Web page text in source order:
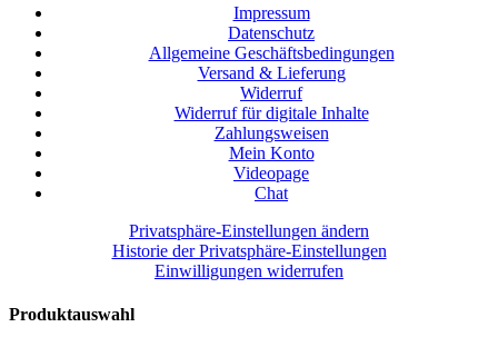
Impressum
Datenschutz
Allgemeine Geschäftsbedingungen
Versand & Lieferung
Widerruf
Widerruf für digitale Inhalte
Zahlungsweisen
Mein Konto
Videopage
Chat
Privatsphäre-Einstellungen ändern
Historie der Privatsphäre-Einstellungen
Einwilligungen widerrufen
Produktauswahl